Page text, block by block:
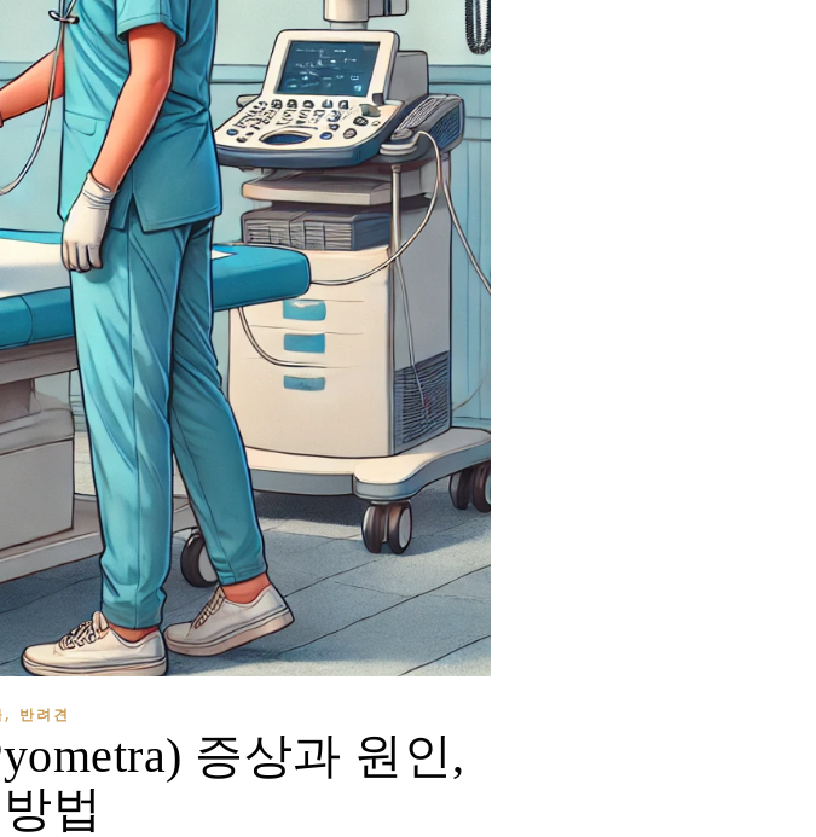
, 반려견
증상과 원인,
법